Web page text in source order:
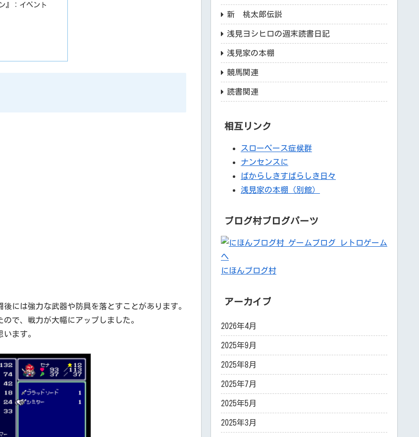
』：イベント
には強力な武器や防具を落とすことがあります。
で、戦力が大幅にアップしました。
ます。
新 桃太郎伝説
浅見ヨシヒロの週末読書日記
浅見家の本棚
競馬関連
読書関連
相互リンク
スローペース症候群
ナンセンスに
ばからしきすばらしき日々
浅見家の本棚（別館）
ブログ村ブログパーツ
にほんブログ村
アーカイブ
2026年4月
2025年9月
2025年8月
2025年7月
2025年5月
2025年3月